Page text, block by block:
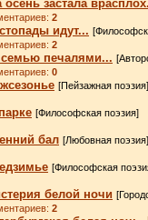
осень застала
2
идут...
2
печалями...
0
[Пейзажная
[Философская поэзия]
бал [Любовная
[Философская
белой ночи
2